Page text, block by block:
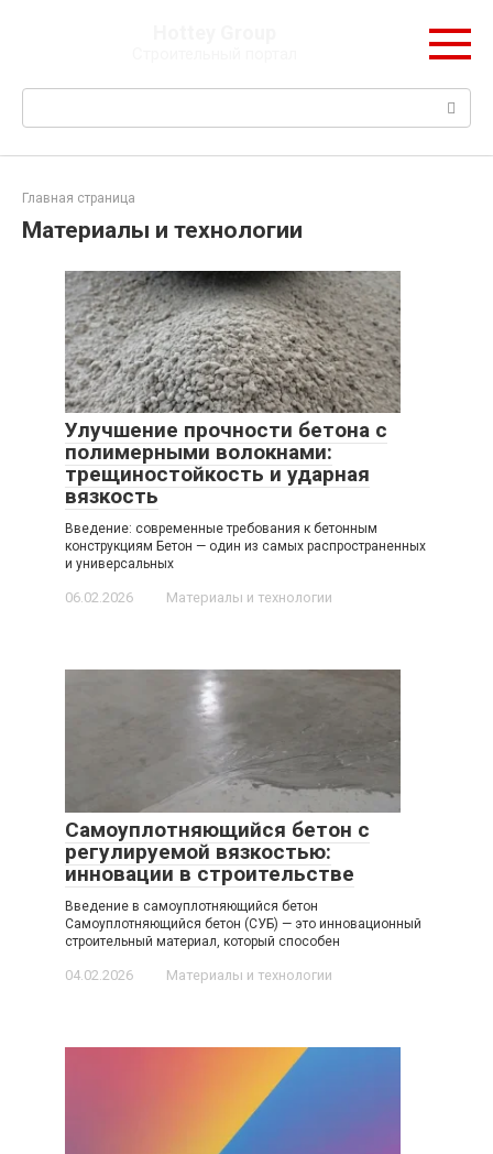
Поиск:
Главная страница
Материалы и технологии
Улучшение прочности бетона с
полимерными волокнами:
трещиностойкость и ударная
вязкость
Введение: современные требования к бетонным
конструкциям Бетон — один из самых распространенных
и универсальных
06.02.2026 Материалы и технологии
Самоуплотняющийся бетон с
регулируемой вязкостью:
инновации в строительстве
Введение в самоуплотняющийся бетон
Самоуплотняющийся бетон (СУБ) — это инновационный
строительный материал, который способен
04.02.2026 Материалы и технологии